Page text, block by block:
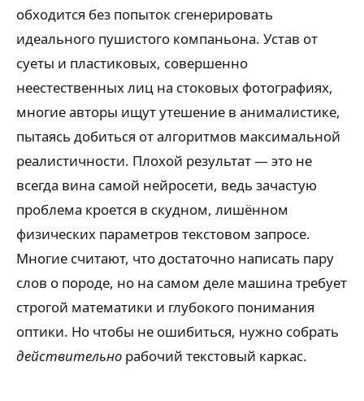
обходится без попыток сгенерировать
идеального пушистого компаньона. Устав от
суеты и пластиковых, совершенно
неестественных лиц на стоковых фотографиях,
многие авторы ищут утешение в анималистике,
пытаясь добиться от алгоритмов максимальной
реалистичности. Плохой результат — это не
всегда вина самой нейросети, ведь зачастую
проблема кроется в скудном, лишённом
физических параметров текстовом запросе.
Многие считают, что достаточно написать пару
слов о породе, но на самом деле машина требует
строгой математики и глубокого понимания
оптики. Но чтобы не ошибиться, нужно собрать
действительно рабочий текстовый каркас.